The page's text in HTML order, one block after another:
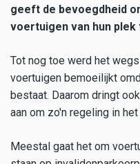
geeft de bevoegdheid
voertuigen van hun
Tot nog toe werd het
voertuigen bemoeilijkt
bestaat. Daarom dringt
aan om zo'n regeling in
Meestal gaat het om